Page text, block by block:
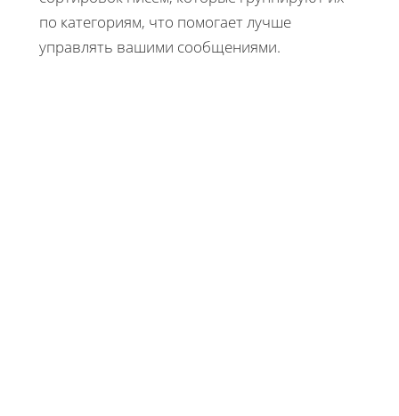
по категориям, что помогает лучше
управлять вашими сообщениями.